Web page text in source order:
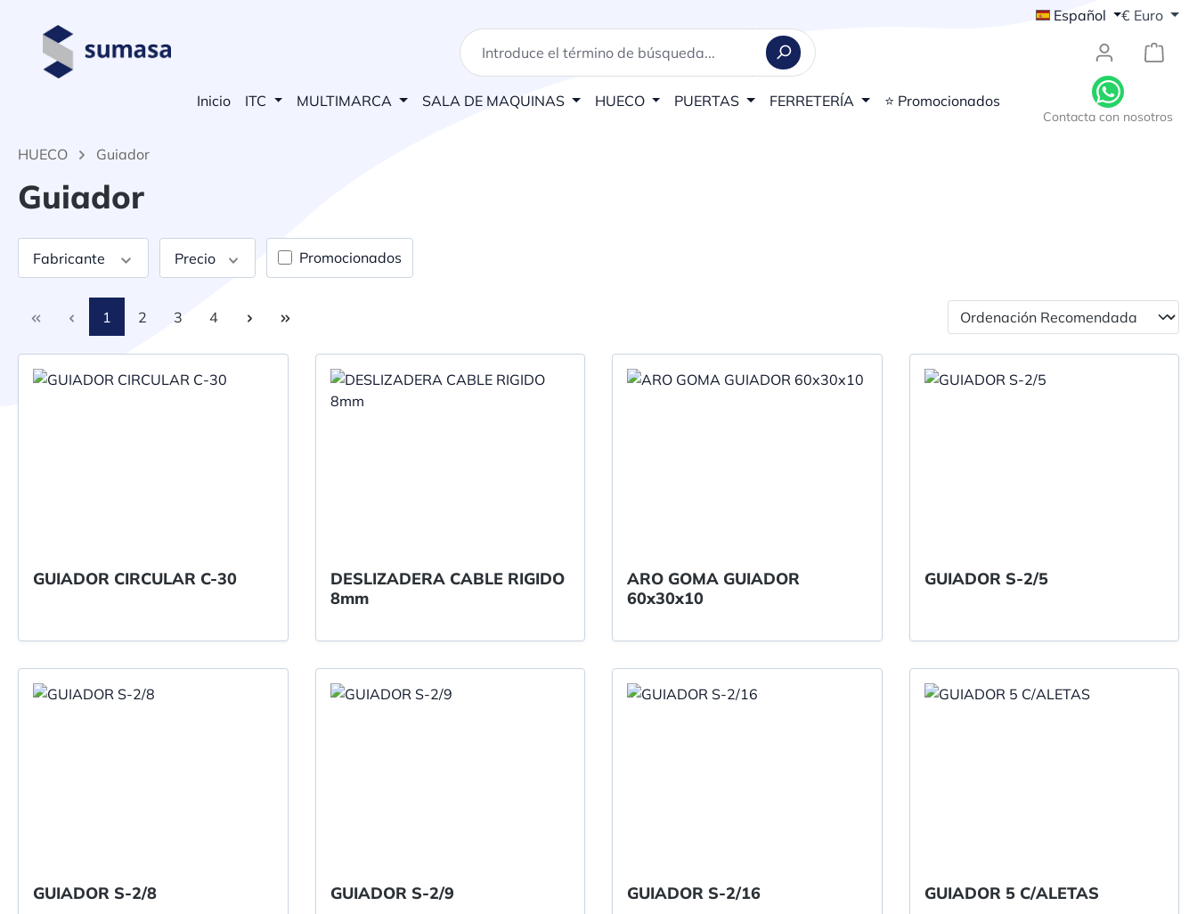
Español € Euro
Inicio ITC MULTIMARCA SALA DE MAQUINAS HUECO PUERTAS FERRETERÍA ⭐ Promocionados
HUECO Guiador
Guiador
Fabricante Precio Promocionados
Página
1 Página
2 Página
3 Página
4
GUIADOR CIRCULAR C-30
DESLIZADERA CABLE RIGIDO
8mm
ARO GOMA GUIADOR
60x30x10
GUIADOR S-2/5
GUIADOR S-2/8 GUIADOR S-2/9 GUIADOR S-2/16 GUIADOR 5 C/ALETAS
Contacta con nosotros